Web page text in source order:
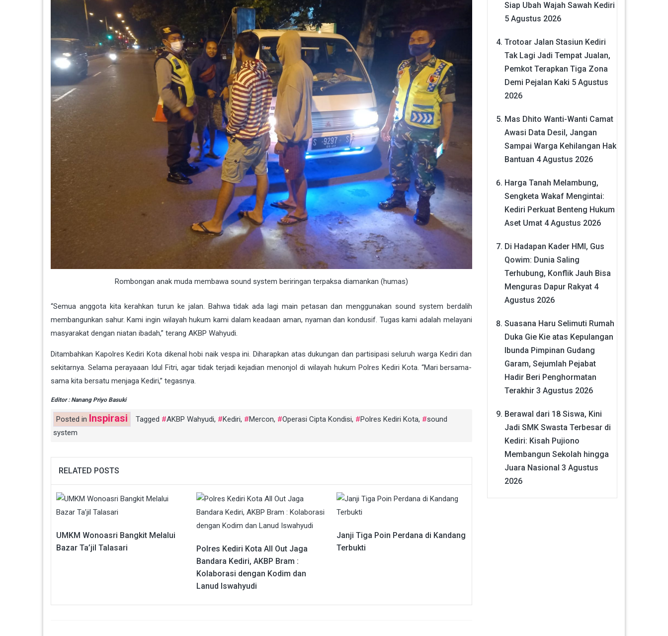
Rombongan anak muda membawa sound system beriringan terpaksa diamankan (humas)
“Semua anggota kita kerahkan turun ke jalan. Bahwa tidak ada lagi main petasan dan menggunakan sound system berdalih
membangunkan sahur. Kami ingin wilayah hukum kami dalam keadaan aman, nyaman dan kondusif. Tugas kami adalah melayani
masyarakat dengan niatan ibadah,” terang AKBP Wahyudi.
Ditambahkan Kapolres Kediri Kota dikenal hobi naik vespa ini. Diharapkan atas dukungan dan partisipasi seluruh warga Kediri dan
sekitarnya. Selama perayaaan Idul Fitri, agar tidak terjadi kejadian menonjol di wilayah hukum Polres Kediri Kota. “Mari bersama-
sama kita bersatu menjaga Kediri,” tegasnya.
Editor : Nanang Priyo Basuki
Posted in Inspirasi Tagged AKBP Wahyudi, Kediri, Mercon, Operasi Cipta Kondisi, Polres Kediri Kota,
sound
system
RELATED POSTS
UMKM Wonoasri Bangkit Melalui
Bazar Ta’jil Talasari
Polres Kediri Kota All Out Jaga
Bandara Kediri, AKBP Bram :
Kolaborasi dengan Kodim dan
Lanud Iswahyudi
Janji Tiga Poin Perdana di Kandang
Terbukti
Siap Ubah Wajah Sawah Kediri
5 Agustus 2026
Trotoar Jalan Stasiun Kediri
Tak Lagi Jadi Tempat Jualan,
Pemkot Terapkan Tiga Zona
Demi Pejalan Kaki 5 Agustus
2026
Mas Dhito Wanti-Wanti Camat
Awasi Data Desil, Jangan
Sampai Warga Kehilangan Hak
Bantuan 4 Agustus 2026
Harga Tanah Melambung,
Sengketa Wakaf Mengintai:
Kediri Perkuat Benteng Hukum
Aset Umat 4 Agustus 2026
Di Hadapan Kader HMI, Gus
Qowim: Dunia Saling
Terhubung, Konflik Jauh Bisa
Menguras Dapur Rakyat 4
Agustus 2026
Suasana Haru Selimuti Rumah
Duka Gie Kie atas Kepulangan
Ibunda Pimpinan Gudang
Garam, Sejumlah Pejabat
Hadir Beri Penghormatan
Terakhir 3 Agustus 2026
Berawal dari 18 Siswa, Kini
Jadi SMK Swasta Terbesar di
Kediri: Kisah Pujiono
Membangun Sekolah hingga
Juara Nasional 3 Agustus
2026